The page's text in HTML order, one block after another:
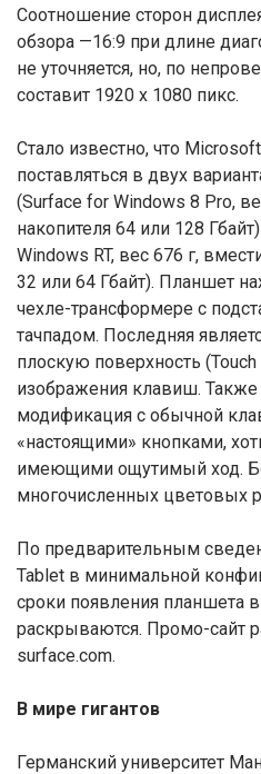
Соотношение сторон
обзора —16:9 при длине
не уточняется, но, по
составит 1920 х 1080 пикс.
Стало известно, что
поставляться в двух
(Surface for Windows 8 Pro,
накопителя 64 или 128
Windows RT, вес 676 г,
32 или 64 Гбайт). Планшет
чехле-трансформере с
тачпадом. Последняя
плоскую поверхность
изображения клавиш.
модификация с обычной
«настоящими» кнопками,
имеющими ощутимый ход.
многочисленных цветовых
По предварительным
Tablet в минимальной
сроки появления планшета
раскрываются. Промо-сайт
surface.com.
В мире гигантов
Германский университет